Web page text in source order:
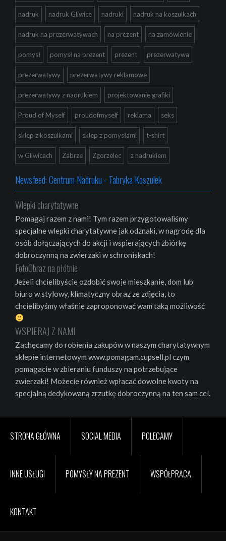
nadruk nadruk Gliwice nadruki nadruk na koszulkach
nadruk na prezerwatywach na prezent na zamówienie
pomysł pomysł na prezent prezent prezerwatywa
prezerwatywy prezerwatywy reklamowe
prezerwatywy z nadrukiem projektowanie grafiki
Proud of Myself proudofmyself reklama seks
sklep z koszulkami sklep z pomysłami t-shirt
w Gliwicach Zabrze Zgorzelec z nadrukiem
Newsfeed: Centrum Nadruku - Fabryka Koszulek
Wlepki charytatywne
Pomagaj razem z nami! Tym razem przygotowaliśmy
specjalne wlepki charytatywne jak odznaki, w nagrodę dla
osób dołączających do akcji i wspierających zbiórkę
dobroczynną na zwierzaki w schroniskach!
FotoObraz na płótnie
Jeżeli chcielibyście ozdobić swoje mieszkanie, dom lub
biuro w stylowy, klimatyczny obraz ze zdjęcia, to
chcielibyśmy właśnie zaproponować wam taką możliwość
WSPIERAJ Z NAMI
Zachęcamy do robienia zakupów w naszym charytatywnym
sklepie internetowym www.pomagam.cupsell.pl czym
pomagacie w zbieraniu funduszy na potrzebujące
zwierzaki! Możecie również wpłacać dowolne kwoty na
specjalną dedykowaną zrzutkę dobroczynną na ten sam cel.
STRONA GŁÓWNA SOCIAL MEDIA POLECAMY
INNE USŁUGI POMYSŁY NA PREZENT WSPÓŁPRACA
KONTAKT